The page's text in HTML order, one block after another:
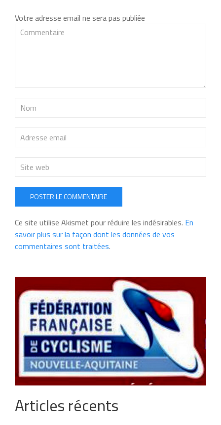
Votre adresse email ne sera pas publiée
POSTER LE COMMENTAIRE
Ce site utilise Akismet pour réduire les indésirables. En
savoir plus sur la façon dont les données de vos
commentaires sont traitées.
Articles récents